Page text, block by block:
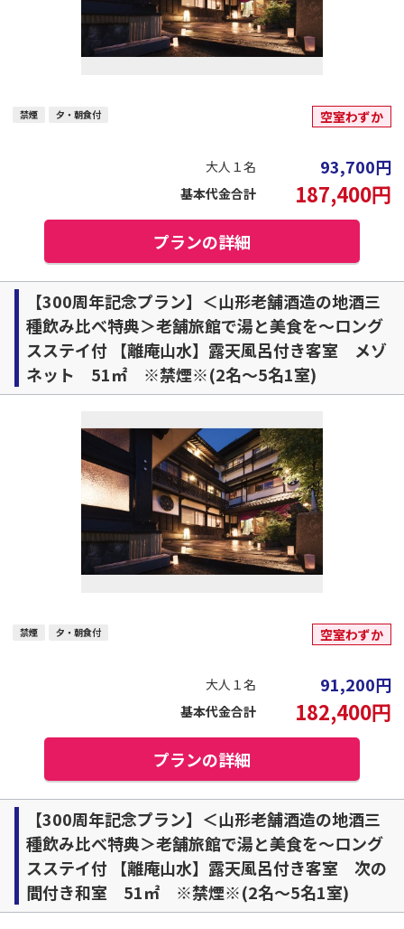
禁煙 夕・朝食付 空室わずか
大人１名 93,700円
基本代金合計 187,400円
プランの詳細
【300周年記念プラン】＜山形老舗酒造の地酒三
種飲み比べ特典＞老舗旅館で湯と美食を～ロング
スステイ付 【離庵山水】露天風呂付き客室 メゾ
ネット 51㎡ ※禁煙※(2名～5名1室)
禁煙 夕・朝食付 空室わずか
大人１名 91,200円
基本代金合計 182,400円
プランの詳細
【300周年記念プラン】＜山形老舗酒造の地酒三
種飲み比べ特典＞老舗旅館で湯と美食を～ロング
スステイ付 【離庵山水】露天風呂付き客室 次の
間付き和室 51㎡ ※禁煙※(2名～5名1室)